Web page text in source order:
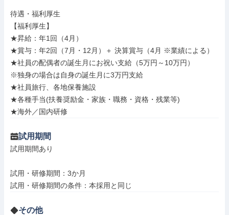
待遇・福利厚生
【福利厚生】
★昇給：年1回（4月）
★賞与：年2回（7月・12月）＋ 決算賞与（4月 ※業績による）
★社員の配偶者の誕生月にお祝い支給（5万円～10万円）
※独身の場合は自身の誕生月に3万円支給
★社員旅行、各地保養施設
★各種手当(扶養奨励金・家族・職務・資格・残業等)
★海外／国内研修
試用期間
試用期間あり
試用・研修期間：3か月
その他